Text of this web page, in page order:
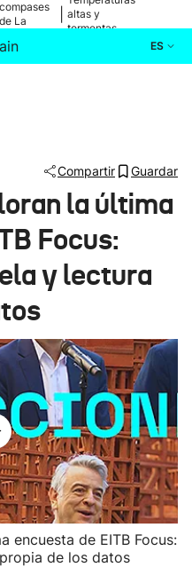
compases
de La
altas y
tormentas
ES
Compartir Guardar
la última
Focus:
y lectura
encuesta de EITB Focus:
de los datos